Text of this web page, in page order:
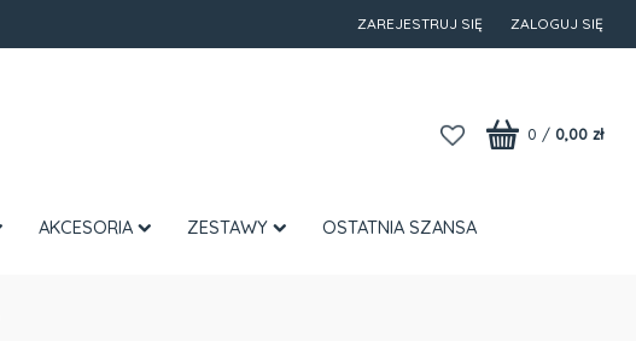
ZAREJESTRUJ SIĘ ZALOGUJ SIĘ
0 / 0,00 zł
AKCESORIA ZESTAWY OSTATNIA SZANSA